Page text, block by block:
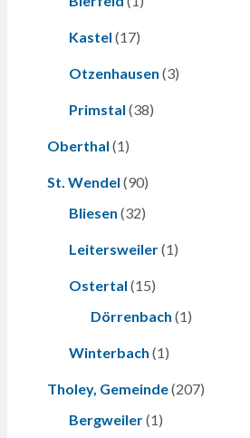
Kastel (17)
Otzenhausen (3)
Primstal (38)
Oberthal (1)
St. Wendel (90)
Bliesen (32)
Leitersweiler(1)
Ostertal (15)
Dörrenbach (1)
Winterbach (1)
Tholey, Gemeinde(207)
Bergweiler(1)